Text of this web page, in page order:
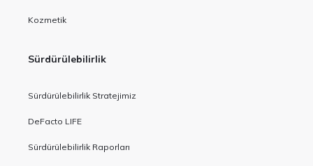
Kozmetik
Sürdürülebilirlik
Sürdürülebilirlik Stratejimiz
DeFacto LIFE
Sürdürülebilirlik Raporları